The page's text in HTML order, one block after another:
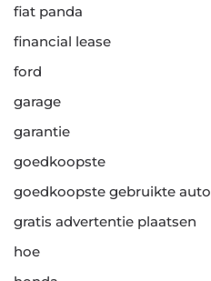
fiat panda
financial lease
ford
garage
garantie
goedkoopste
goedkoopste gebruikte auto
gratis advertentie plaatsen
hoe